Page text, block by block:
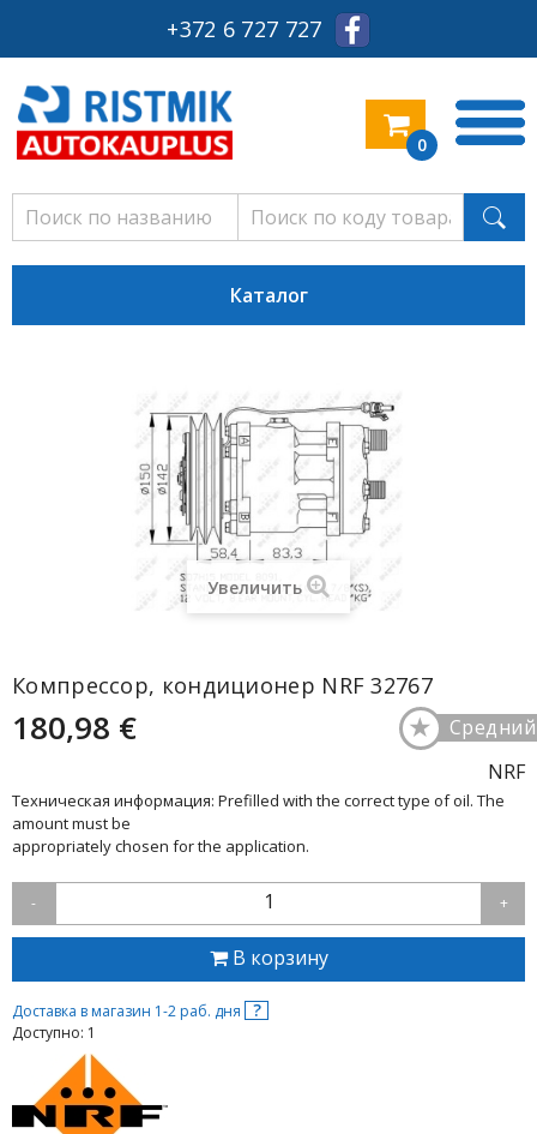
+372 6 727 727
0
Каталог
Увеличить
Компрессор, кондиционер NRF 32767
180,98 € Средний
★
NRF
Техническая информация: Prefilled with the correct type of oil. The
amount must be
appropriately chosen for the application.
- 1 +
В корзину
Доставка в магазин 1-2 раб. дня ?
Доступно: 1